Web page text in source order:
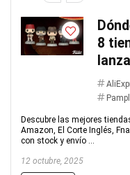
8
Descubre las mejores
Amazon, El Corte Inglés,
con stock y envío ...
12 octubre, 2025